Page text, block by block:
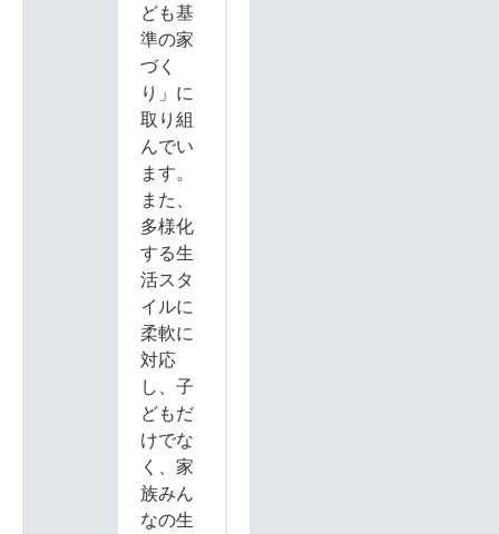
ども基
準の家
づく
り」に
取り組
んでい
ます。
また、
多様化
する生
活スタ
イルに
柔軟に
対応
し、子
どもだ
けでな
く、家
族みん
なの生